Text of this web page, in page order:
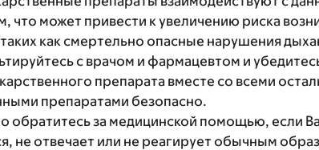
что может привести к увеличению риска
как смертельно опасные нарушения
с врачом и фармацевтом и
препарата вместе со всеми
препаратами безопасно.
обратитесь за медицинской помощью, если
не отвечает или не реагирует обычным